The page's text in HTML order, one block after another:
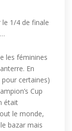
1/4 de finale
les féminines
En
certaines)
Cup
était
le monde,
bazar mais